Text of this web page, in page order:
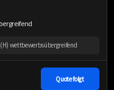
wettbewerbsübergreifend
Quote folgt